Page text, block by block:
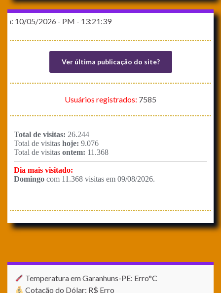
10/05/2026 - PM - 13:21:39
Ver última publicação do site?
Usuários registrados: 7585
Temperatura em Garanhuns-PE: Erro°C
Cotação do Dólar: R$ Erro